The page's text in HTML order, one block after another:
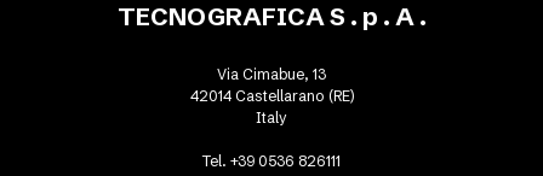
TECNOGRAFICA S . p . A .
Via Cimabue, 13
42014 Castellarano (RE)
Italy
Tel. +39 0536 826111